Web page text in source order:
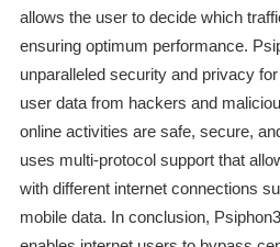
allows the user to decide which
ensuring optimum performance.
unparalleled security and privacy
user data from hackers and
online activities are safe, secure,
uses multi-protocol support that
with different internet connections
mobile data. In conclusion,